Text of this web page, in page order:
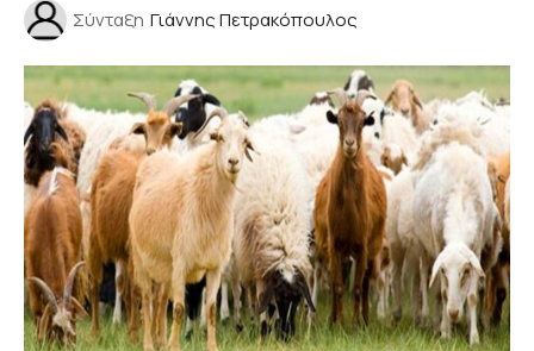
Σύνταξη Γιάννης Πετρακόπουλος